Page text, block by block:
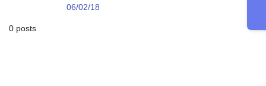
06/02/18
0 posts